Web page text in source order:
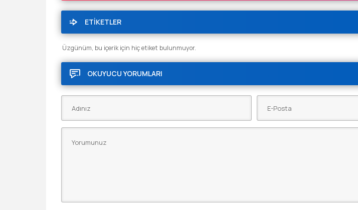
ETİKETLER
Üzgünüm, bu içerik için hiç etiket bulunmuyor.
OKUYUCU YORUMLARI